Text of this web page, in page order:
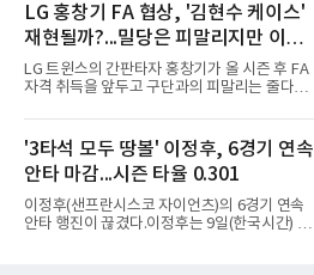
두 2위다. 올해 토론토와 1년 300만 달러에 재계
약한 그는 9위 게일로드 페리(3
등판해 7이닝 3피안타 무실점을 기록, 7-0 승리
를 이끌며 시즌 13승(6패)을 올렸다. 평균자책점
은 3.52로 떨어졌고, 3회를 마쳤을 때 통산 1천
226이닝을 기록해 리키 놀라스코의 구단 최다
이닝(1천225⅔이닝)을 경신했다.시즌 소화 이닝
은 163⅔이닝으로 규정이닝 162이닝을 통과했
인트루이스에서 데뷔해 이듬해 마이애미로 이적
한 그는 2022년 리그 최다 228⅔이닝
LG 홍창기 FA 협상, '김현수 케이스'
재현될까?...밀당은 피말리지만 이적
가능성은 낮아
LG 트윈스의 간판타자 홍창기가 올 시즌 후 FA
자격 취득을 앞두고 구단과의 피말리는 줄다리
김현수가 FA 시장에서 이적했던 충격적인 선례
가 소환되면서 벌써부터 팬들의 이목이 집중되
는 양상이다.다만 이번 협상은 과거 김현수 케이
스와는 판이하게 다른 환경 속에서 전개될 것으
로 보인다. 선수 측과 구단 간의 시각 차이가 팽
팽히 맞서며 내부 협상 과정은 극심한 진통을 겪
을 가능성이 크지만, 시장 외부에서 불어오는 변
'3타석 모두 땅볼' 이정후, 6경기 연속
안타 마감...시즌 타율 0.301
이정후(샌프란시스코 자이언츠)의 6경기 연속
안타 행진이 끊겼다.이정후는 9일(한국시간) 미